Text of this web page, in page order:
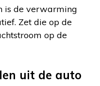
is de verwarming
Zet die op de
op de
uit de auto